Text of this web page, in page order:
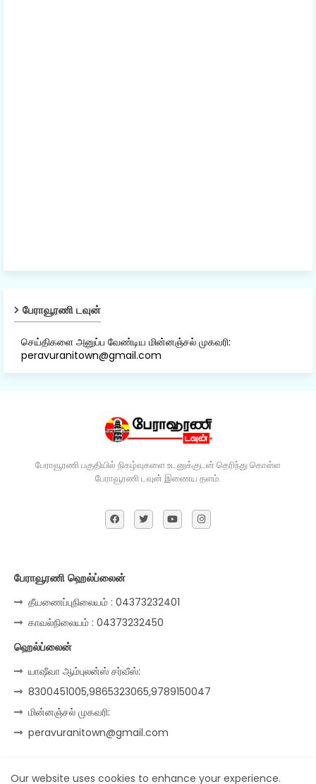
பேராவூரணி டவுன்
செய்திகளை அனுப்ப வேண்டிய மின்னஞ்சல் முகவரி:
peravuranitown@gmail.com
பேராவூரணி பகுதியில் நிகழ்வுகளை உடனுக்குடன் தெரிந்து கொள்ள
பேராவூரணி டவுன் இணைய தளம்.
பேராவூரணி ஹெல்ப்லைன்
தீயணைப்புநிலையம் : 04373232401
காவல்நிலையம் : 04373232450
ஹெல்ப்லைன்
யாஷீவா ஆம்புலன்ஸ் சர்வீஸ்:
8300451005,9865323065,9789150047
மின்னஞ்சல் முகவரி:
peravuranitown@gmail.com
Our website uses cookies to enhance your experience.